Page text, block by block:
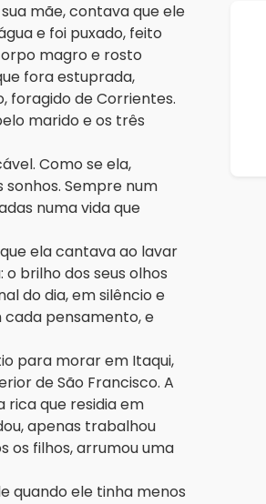
mãe, contava que ele
e foi puxado, feito
magro e rosto
fora estuprada,
foragido de Corrientes.
marido e os três
Como se ela,
Sempre num
numa vida que
ela cantava ao lavar
brilho dos seus olhos
do dia, em silêncio e
pensamento, e
para morar em Itaqui,
de São Francisco. A
rica que residia em
apenas trabalhou
os filhos, arrumou uma
quando ele tinha menos